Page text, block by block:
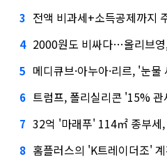
3 전액 비과세+소득공제까지
4 2000원도 비싸다…올리브영, 다
5 메디큐브·아누아·리르, '눈
6 트럼프, 폴리실리콘 '15% 관세'
7 32억 '마래푸' 114㎡ 종부세, 실
8 홈플러스의 'K트레이더조'